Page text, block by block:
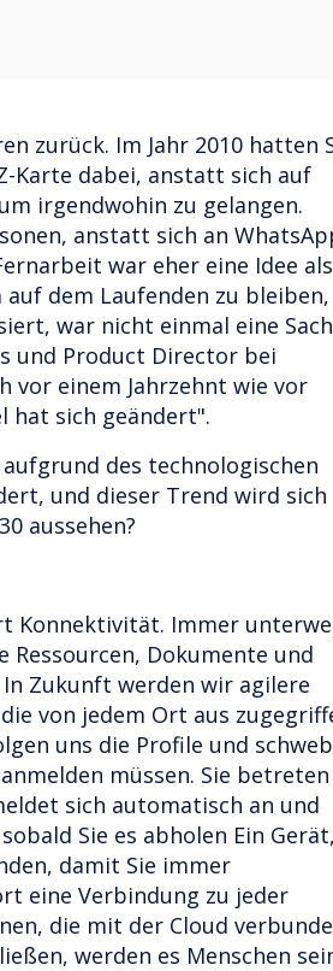
zurück. Im Jahr 2010 hatten
Karte dabei, anstatt sich auf
irgendwohin zu gelangen.
anstatt sich an
war eher eine Idee als
dem Laufenden zu bleiben,
war nicht einmal eine
und Product Director bei
vor einem Jahrzehnt wie vor
hat sich geändert".
des technologischen
und dieser Trend wird sich
aussehen?
Konnektivität. Immer
Dokumente und
Zukunft werden wir agilere
von jedem Ort aus
uns die Profile und
müssen. Sie betreten
sich automatisch an und
Sie es abholen Ein Gerät,
damit Sie immer
eine Verbindung zu jeder
die mit der Cloud
werden es Menschen